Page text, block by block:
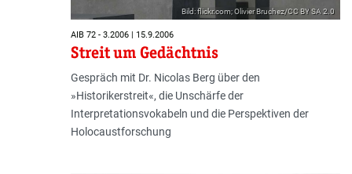
Bild: flickr.com; Olivier Bruchez/CC BY SA 2.0
AIB 72 - 3.2006 | 15.9.2006
Streit um Gedächtnis
Gespräch mit Dr. Nicolas Berg über den
»Historikerstreit«, die Unschärfe der
Interpretationsvokabeln und die Perspektiven der
Holocaustforschung